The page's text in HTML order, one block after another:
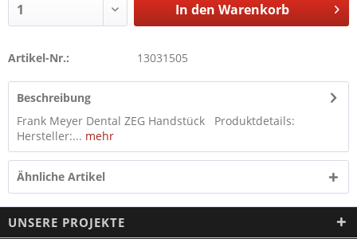
In den Warenkorb
Artikel-Nr.: 13031505
Beschreibung
Frank Meyer Dental ZEG Handstück Produktdetails:
Hersteller:... mehr
Ähnliche Artikel
UNSERE PROJEKTE